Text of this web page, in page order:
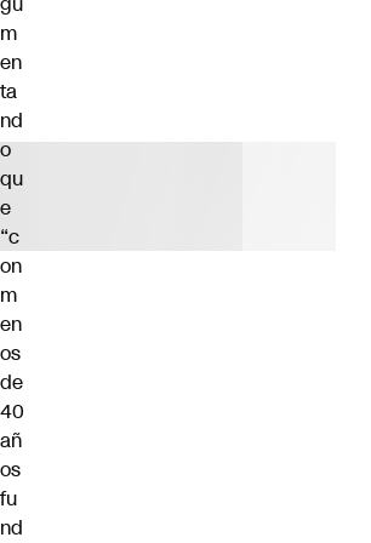
m
en
ta
nd
o
qu
e
“c
on
m
en
os
de
40
añ
os
fu
nd